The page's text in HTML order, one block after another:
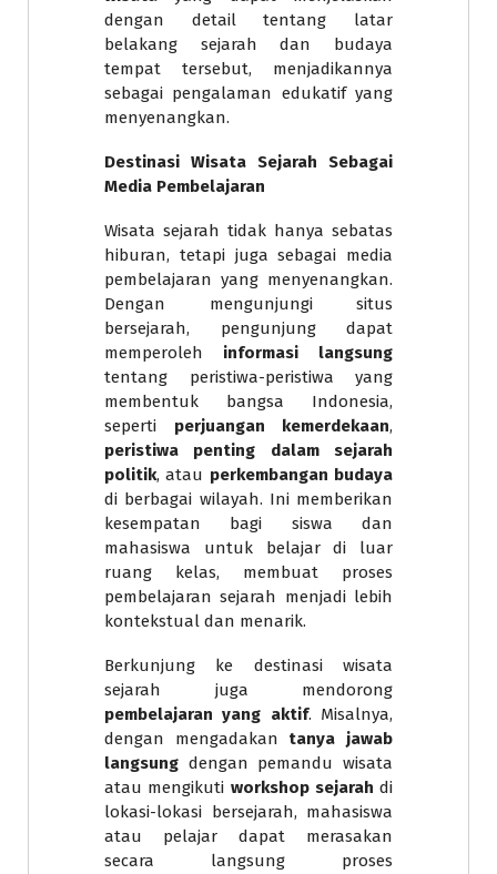
dengan detail tentang latar
belakang sejarah dan budaya
tempat tersebut, menjadikannya
sebagai pengalaman edukatif yang
menyenangkan.
Destinasi Wisata Sejarah Sebagai
Media Pembelajaran
Wisata sejarah tidak hanya sebatas
hiburan, tetapi juga sebagai media
pembelajaran yang menyenangkan.
Dengan mengunjungi situs
bersejarah, pengunjung dapat
memperoleh informasi langsung
tentang peristiwa-peristiwa yang
membentuk bangsa Indonesia,
seperti perjuangan kemerdekaan,
peristiwa penting dalam sejarah
politik, atau perkembangan budaya
di berbagai wilayah. Ini memberikan
kesempatan bagi siswa dan
mahasiswa untuk belajar di luar
ruang kelas, membuat proses
pembelajaran sejarah menjadi lebih
kontekstual dan menarik.
Berkunjung ke destinasi wisata
sejarah juga mendorong
pembelajaran yang aktif. Misalnya,
dengan mengadakan tanya jawab
langsung dengan pemandu wisata
atau mengikuti workshop sejarah di
lokasi-lokasi bersejarah, mahasiswa
atau pelajar dapat merasakan
secara langsung proses